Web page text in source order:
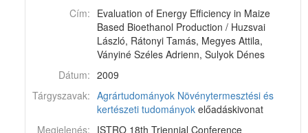
Cím: Evaluation of Energy Efficiency in Maize
Based Bioethanol Production / Huzsvai
László, Rátonyi Tamás, Megyes Attila,
Ványiné Széles Adrienn, Sulyok Dénes
Dátum: 2009
Tárgyszavak: Agrártudományok Növénytermesztési és
kertészeti tudományok előadáskivonat
Megjelenés: ISTRO 18th Triennial Conference